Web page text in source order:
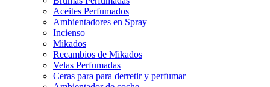
Aceites Perfumados
Ambientadores en Spray
Incienso
Mikados
Recambios de Mikados
Velas Perfumadas
Ceras para para derretir y perfumar